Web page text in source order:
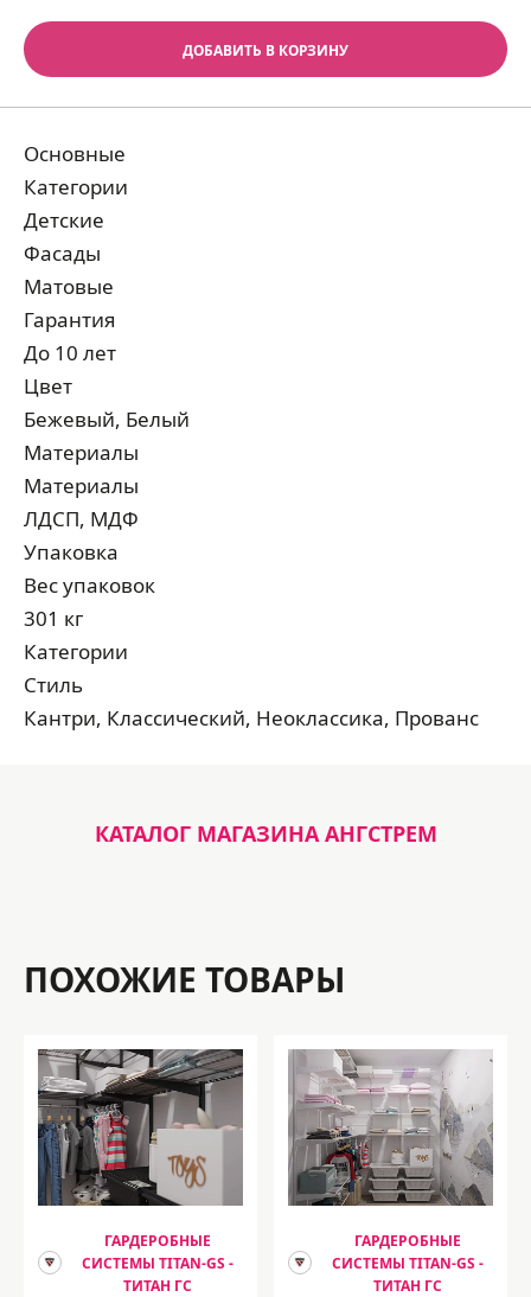
ДОБАВИТЬ В КОРЗИНУ
Основные
Категории
Детские
Фасады
Матовые
Гарантия
До 10 лет
Цвет
Бежевый, Белый
Материалы
Материалы
ЛДСП, МДФ
Упаковка
Вес упаковок
301 кг
Категории
Стиль
Кантри, Классический, Неоклассика, Прованс
КАТАЛОГ МАГАЗИНА АНГСТРЕМ
ПОХОЖИЕ ТОВАРЫ
ГАРДЕРОБНЫЕ
СИСТЕМЫ TITAN-GS -
ТИТАН ГС
ГАРДЕРОБНЫЕ
СИСТЕМЫ TITAN-GS -
ТИТАН ГС